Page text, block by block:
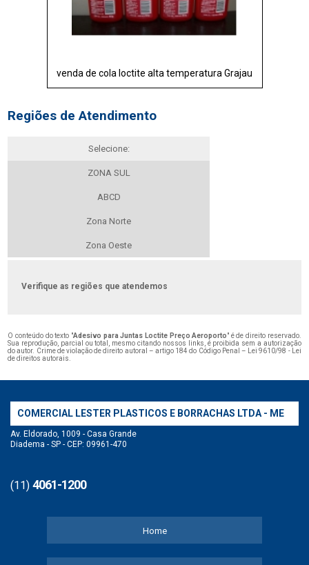
venda de cola loctite alta temperatura Grajau
Regiões de Atendimento
Selecione:
ZONA SUL
ABCD
Zona Norte
Zona Oeste
Verifique as regiões que atendemos
O conteúdo do texto "Adesivo para Juntas Loctite Preço Aeroporto" é de direito reservado.
Sua reprodução, parcial ou total, mesmo citando nossos links, é proibida sem a autorização
do autor. Crime de violação de direito autoral – artigo 184 do Código Penal – Lei 9610/98 - Lei
de direitos autorais.
COMERCIAL LESTER PLASTICOS E BORRACHAS LTDA - ME
Av. Eldorado, 1009 - Casa Grande
Diadema - SP - CEP: 09961-470
(11) 4061-1200
Home